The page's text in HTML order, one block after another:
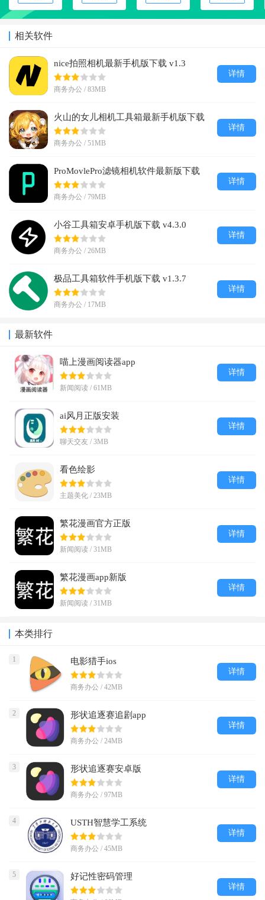
相关软件
nice拍照相机最新手机版下载 v1.3
商务办公 / 83MB
详情
火山的女儿相机工具箱最新手机版下载
v1.3
商务办公 / 51MB
详情
ProMovlePro滤镜相机软件最新版下载
v1.1
商务办公 / 79MB
详情
小谷工具箱安卓手机版下载 v4.3.0
商务办公 / 26MB
详情
极品工具箱软件手机版下载 v1.3.7
商务办公 / 17MB
详情
最新软件
喵上漫画阅读器app
新闻阅读 / 61MB
详情
ai风月正版安装
聊天交友 / 3MB
详情
看色绘影
主题美化 / 23MB
详情
繁花漫画官方正版
新闻阅读 / 31MB
详情
繁花漫画app新版
新闻阅读 / 31MB
详情
本类排行
1 电影猎手ios
商务办公 / 42MB
详情
2 形状追逐赛追剧app
商务办公 / 24MB
详情
3 形状追逐赛安卓版
商务办公 / 97MB
详情
4 USTH智慧学工系统
商务办公 / 45MB
详情
5 好记性密码管理
详情